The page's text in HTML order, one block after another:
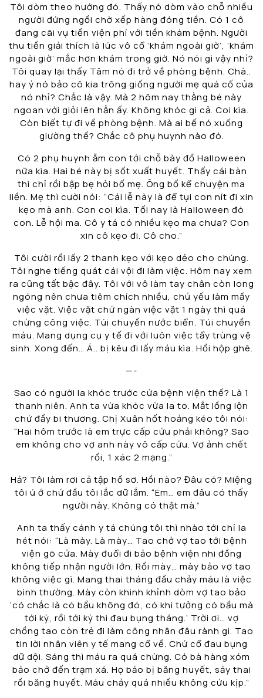
Tôi dòm theo hướng đó. Thấy nó dòm vào chỗ nhiều
người đứng ngồi chờ xếp hàng đóng tiền. Có 1 cô
đang cãi vụ tiền viện phí với tiền khám bệnh. Người
thu tiền giải thích là lúc vô cổ ‘khám ngoài giờ’, ‘khám
ngoài giờ’ mắc hơn khám trong giờ. Nó nói gì vậy nhỉ?
Tôi quay lại thấy Tâm nó đi trở về phòng bệnh. Chà..
hay ý nó bảo cô kia trông giống người mẹ quá cố của
nó nhỉ? Chắc là vậy. Mà 2 hôm nay thằng bé này
ngoan với giỏi lên hẳn ấy. Không khóc gì cả. Coi kìa.
Còn biết tự đi về phòng bệnh. Mà ai bế nó xuống
giường thế? Chắc cô phụ huynh nào đó.
Có 2 phụ huynh ẵm con tới chỗ bày đồ Halloween
nữa kìa. Hai bé này bị sốt xuất huyết. Thấy cái bàn
thì chỉ rồi bập bẹ hỏi bố mẹ. Ông bố kể chuyện ma
liền. Mẹ thì cười nói: “Cái lễ này là để tụi con nít đi xin
kẹo mà anh. Con coi kìa. Tối nay là Halloween đó
con. Lễ hội ma. Cô y tá có nhiều kẹo ma chưa? Con
xin cô kẹo đi. Cô cho.”
Tôi cười rồi lấy 2 thanh kẹo với kẹo dẻo cho chúng.
Tôi nghe tiếng quát cái vội đi làm việc. Hôm nay xem
ra cũng tất bậc đây. Tôi với vô làm tay chân còn long
ngóng nên chưa tiêm chích nhiều, chủ yếu làm mấy
việc vặt. Việc vặt chứ ngàn việc vặt 1 ngày thì quá
chừng công việc. Túi chuyền nước biển. Túi chuyền
máu. Mang dụng cụ y tế đi với luôn việc tẩy trùng vệ
sinh. Xong đến… Á.. bị kêu đi lấy máu kìa. Hồi hộp ghê.
—-
Sao có người la khóc trước cửa bệnh viện thế? Là 1
thanh niên. Anh ta vừa khóc vừa la to. Mắt lồng lộn
chứ đầy bi thương. Chị Xuân hốt hoảng kéo tôi nói:
“Hai hôm trước là em trực cấp cứu phải không? Sao
em không cho vợ anh này vô cấp cứu. Vợ ảnh chết
rồi, 1 xác 2 mạng.”
Hả? Tôi làm rơi cả tập hồ sơ. Hồi nào? Đâu có? Miệng
tôi ú ớ chứ đầu tôi lắc dữ lắm. “Em… em đâu có thấy
người này. Không có thật mà.”
Anh ta thấy cánh y tá chúng tôi thì nhào tới chỉ la
hét nói: “Là mày. Là mày… Tao chở vợ tao tới bệnh
viện gõ cửa. Mày đuổi đi bảo bệnh viện nhi đồng
không tiếp nhận người lớn. Rồi mày… mày bảo vợ tao
không việc gì. Mang thai tháng đầu chảy máu là việc
bình thường. Mày còn khinh khỉnh dòm vợ tao bảo
‘có chắc là có bầu không đó, có khi tưởng có bầu mà
tới kỳ, rồi tới kỳ thì đau bụng tháng.’ Trời ơi… vợ
chồng tao còn trẻ đi làm công nhân đâu rành gì. Tao
tin lời nhân viên y tế mang cổ về. Chứ cổ đau bụng
dữ dội. Sáng thì máu ra quá chừng. Có bà hàng xóm
bảo chở đến trạm xá. Họ bảo bị băng huyết, sảy thai
rồi băng huyết. Máu chảy quá nhiều không cứu kịp.”